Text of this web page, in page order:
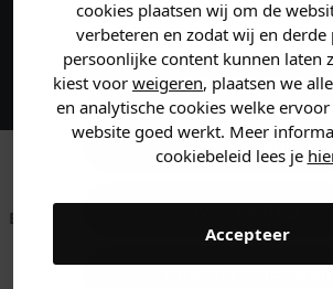
cookies plaatsen wij om de
verbeteren en zodat wij en
persoonlijke content kunnen laten
kiest voor weigeren, plaatsen we
en analytische cookies welke
website goed werkt. Meer
cookiebeleid lees je
Accepteer
Maak een account aan en
korting op je eerste
Betaal achteraf met
is morgen in huis!*
Heren kleding
Dames kleding
Kids kleding